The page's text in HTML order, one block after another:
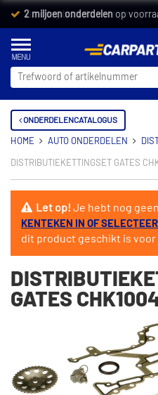
Vandaag besteld, morgen in
2 miljoen onderdelen op
ONDERDELENCATALOGUS
HOME AUTO ONDERDELEN
DISTRIBUTIEKETTINGSET GATES
Let op!Je hebt nog
KENTEKEN IN OF
dit product geschikt is voor
GATES